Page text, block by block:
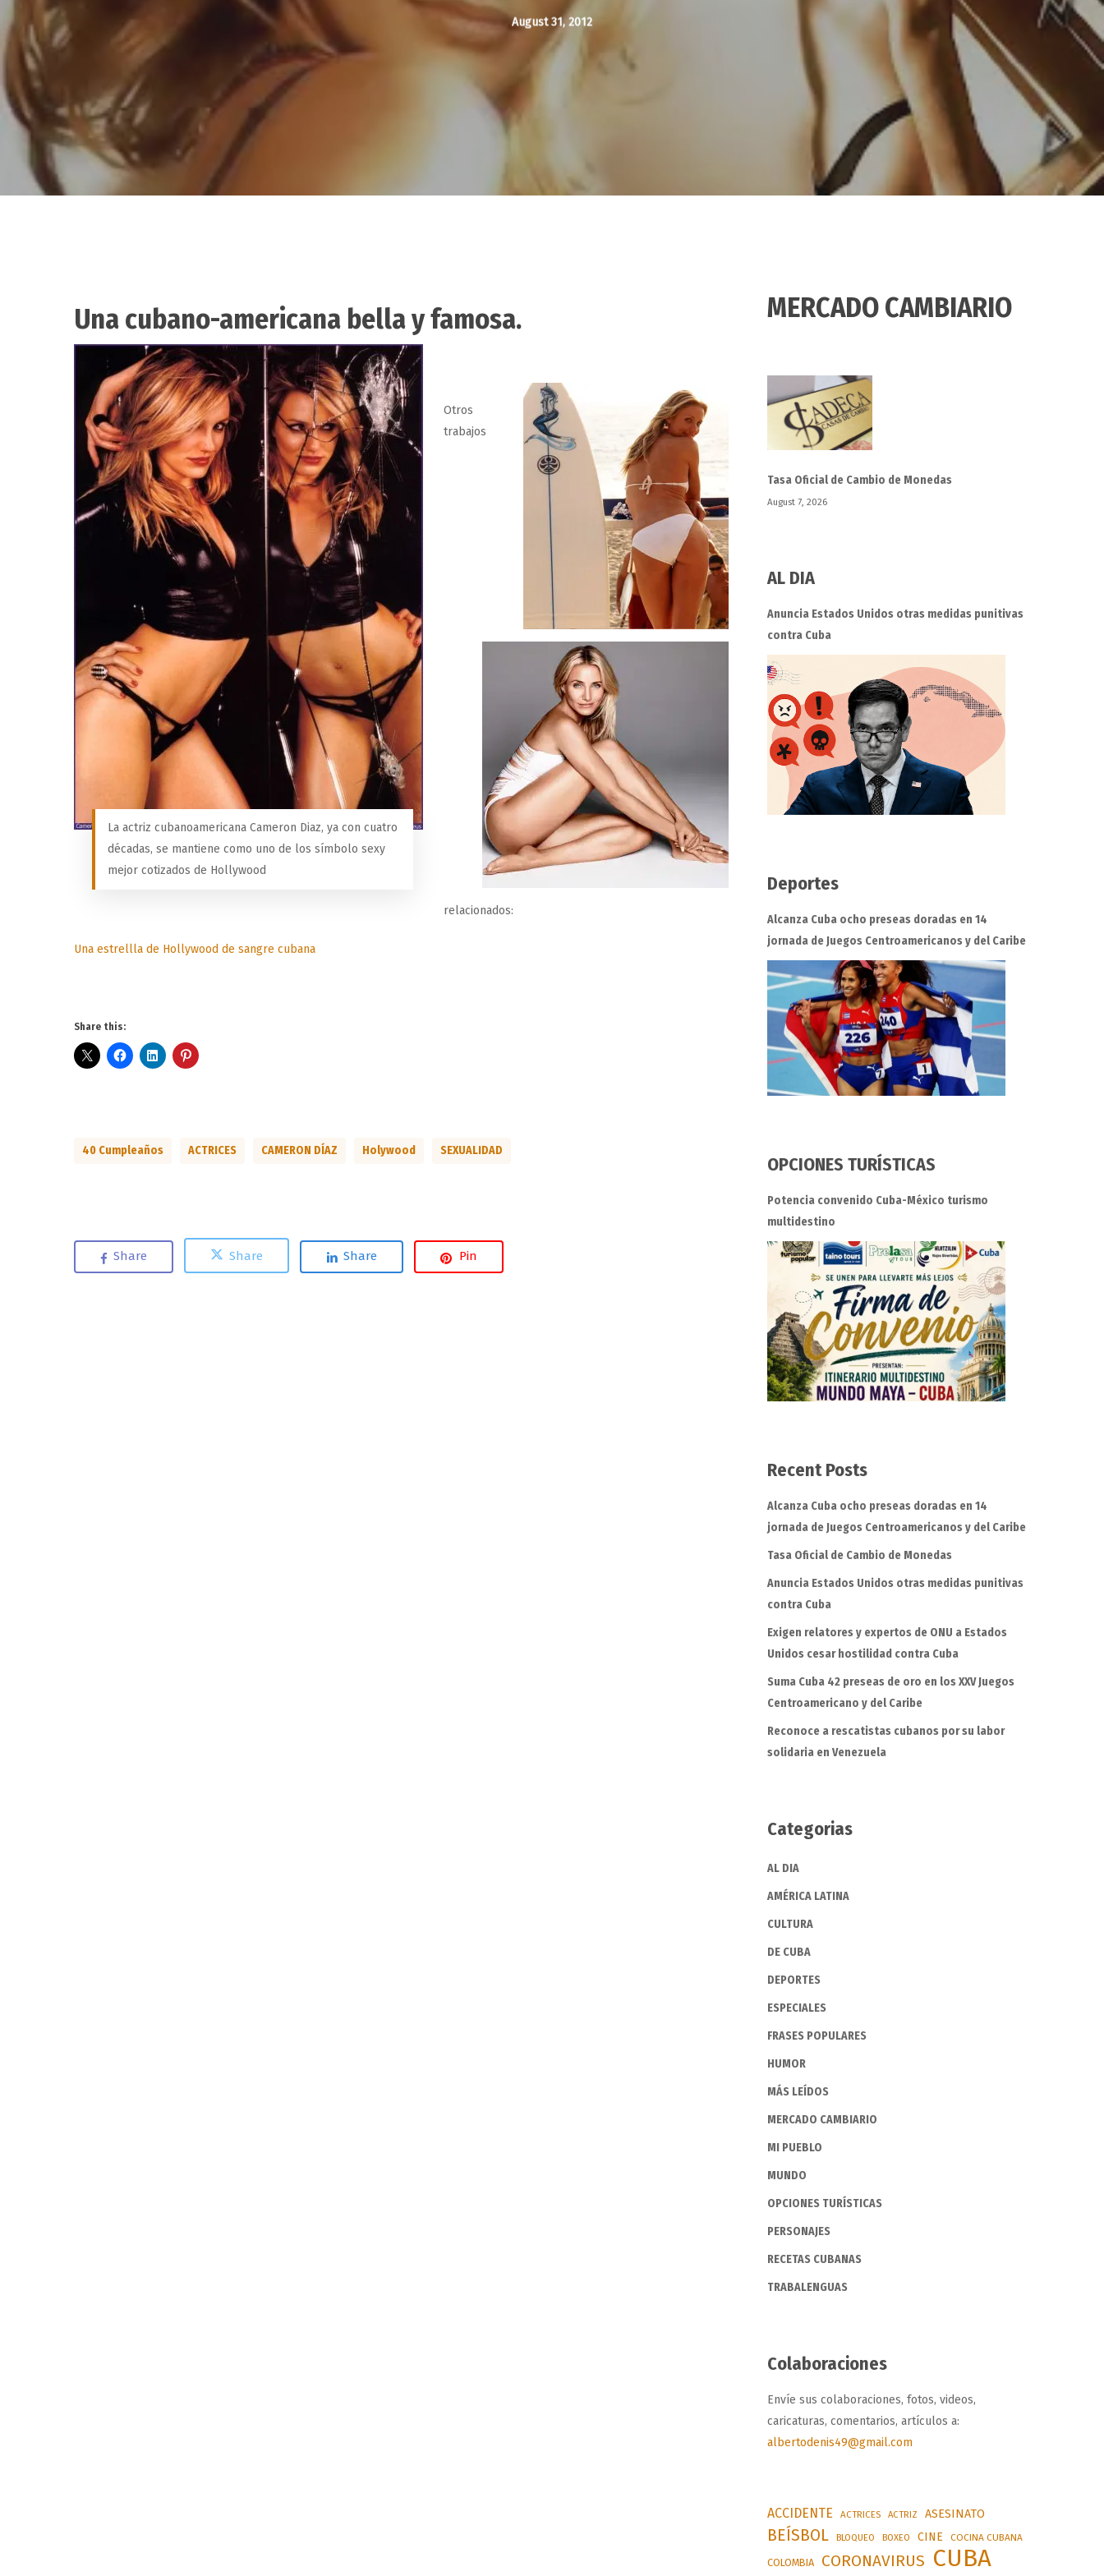
Hit enter to search or ESC to close
August 31, 2012
Una cubano-americana bella y famosa.
La actriz cubanoamericana Cameron Diaz, ya con cuatro
décadas, se mantiene como uno de los símbolo sexy
mejor cotizados de Hollywood
Otros
trabajos
relacionados:
Una estrellla de Hollywood de sangre cubana
Share this:
40 Cumpleaños ACTRICES CAMERON DÍAZ Holywood SEXUALIDAD
Share Share Share Pin
MERCADO CAMBIARIO
Tasa Oficial de Cambio de Monedas
August 7, 2026
AL DIA
Anuncia Estados Unidos otras medidas punitivas
contra Cuba
Deportes
Alcanza Cuba ocho preseas doradas en 14
jornada de Juegos Centroamericanos y del Caribe
OPCIONES TURÍSTICAS
Potencia convenido Cuba-México turismo
multidestino
Recent Posts
Alcanza Cuba ocho preseas doradas en 14
jornada de Juegos Centroamericanos y del Caribe
Tasa Oficial de Cambio de Monedas
Anuncia Estados Unidos otras medidas punitivas
contra Cuba
Exigen relatores y expertos de ONU a Estados
Unidos cesar hostilidad contra Cuba
Suma Cuba 42 preseas de oro en los XXV Juegos
Centroamericano y del Caribe
Reconoce a rescatistas cubanos por su labor
solidaria en Venezuela
Categorias
AL DIA
AMÉRICA LATINA
CULTURA
DE CUBA
DEPORTES
ESPECIALES
FRASES POPULARES
HUMOR
MÁS LEÍDOS
MERCADO CAMBIARIO
MI PUEBLO
MUNDO
OPCIONES TURÍSTICAS
PERSONAJES
RECETAS CUBANAS
TRABALENGUAS
Colaboraciones
Envíe sus colaboraciones, fotos, videos,
caricaturas, comentarios, artículos a:
albertodenis49@gmail.com
ACCIDENTE ACTRICES ACTRIZ ASESINATO
BEÍSBOL BLOQUEO BOXEO CINE COCINA CUBANA
COLOMBIA CORONAVIRUS CUBA